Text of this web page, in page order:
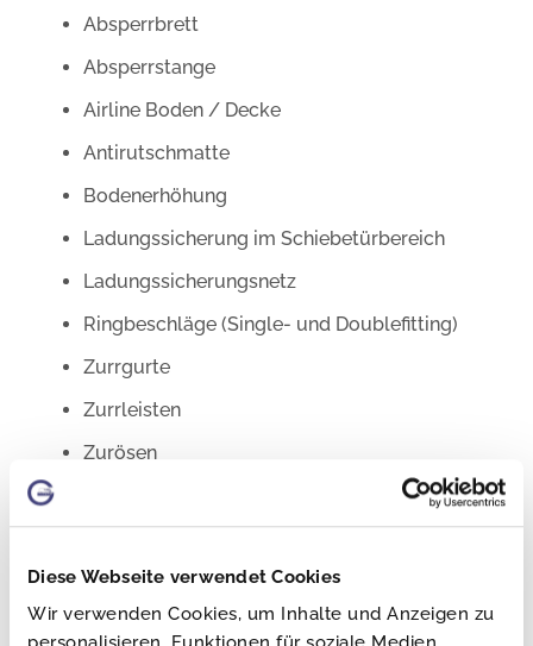
Diese Webseite verwendet Cookies
Wir verwenden Cookies, um Inhalte und Anzeigen zu
Absperrbrett
Absperrstange
Airline Boden / Decke
Antirutschmatte
Bodenerhöhung
Ladungssicherung im Schiebetürbereich
Ladungssicherungsnetz
Ringbeschläge (Single- und Doublefitting)
Zurrgurte
Zurrleisten
Zurösen
LADUNGSSICHERUNG ONLINE